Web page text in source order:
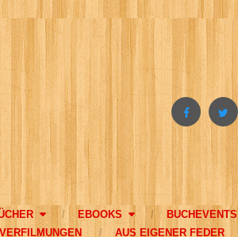
EBOOKS
BUCHEVENTS
VERFILMUNGEN AUS EIGENER FEDER